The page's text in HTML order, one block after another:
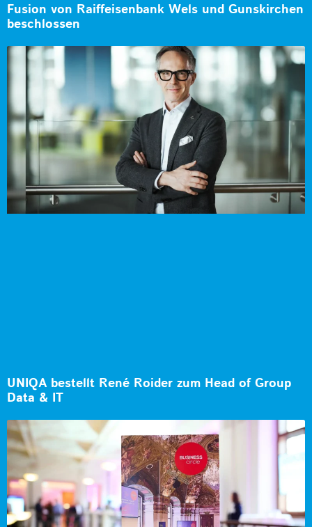
Fusion von Raiffeisenbank Wels und Gunskirchen
beschlossen
UNIQA bestellt René Roider zum Head of Group
Data & IT